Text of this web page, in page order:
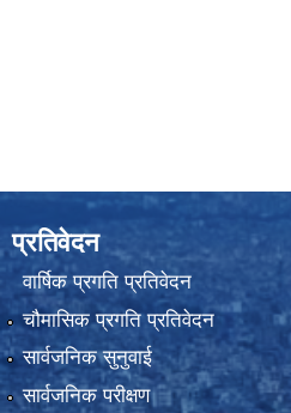
प्रतिवेदन
वार्षिक प्रगति प्रतिवेदन
चौमासिक प्रगति प्रतिवेदन
सार्वजनिक सुनुवाई
सार्वजनिक परीक्षण